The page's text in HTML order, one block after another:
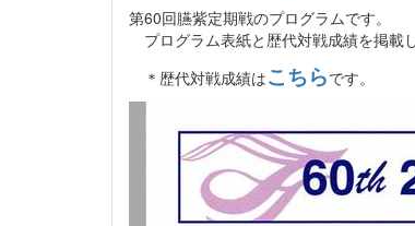
第60回臙紫定期戦のプログラムです。
プログラム表紙と歴代対戦成績を掲載し
＊歴代対戦成績はこちらです。